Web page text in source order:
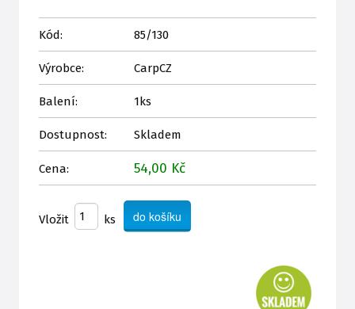
Kód: 85/130
Výrobce: CarpCZ
Balení: 1ks
Dostupnost: Skladem
Cena: 54,00 Kč
Vložit ks